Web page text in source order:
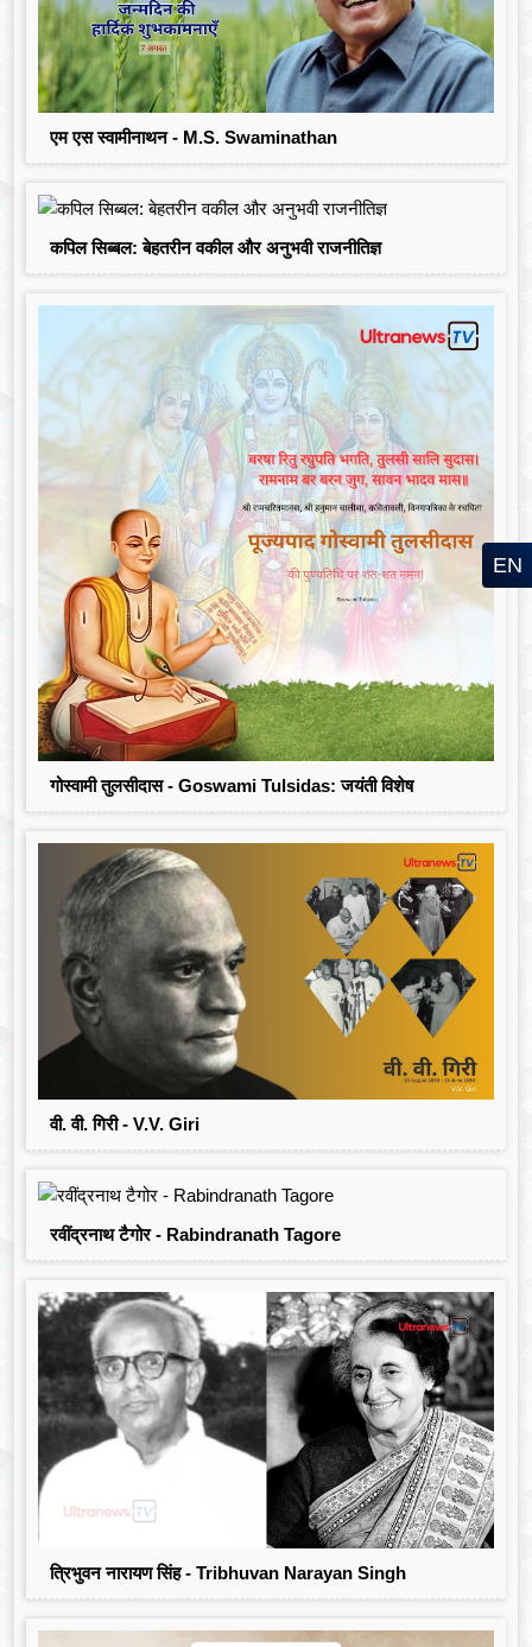
एम एस स्वामीनाथन - M.S. Swaminathan
कपिल सिब्बल: बेहतरीन वकील और अनुभवी राजनीतिज्ञ
गोस्वामी तुलसीदास - Goswami Tulsidas: जयंती विशेष
वी. वी. गिरी - V.V. Giri
रवींद्रनाथ टैगोर - Rabindranath Tagore
त्रिभुवन नारायण सिंह - Tribhuvan Narayan Singh
EN